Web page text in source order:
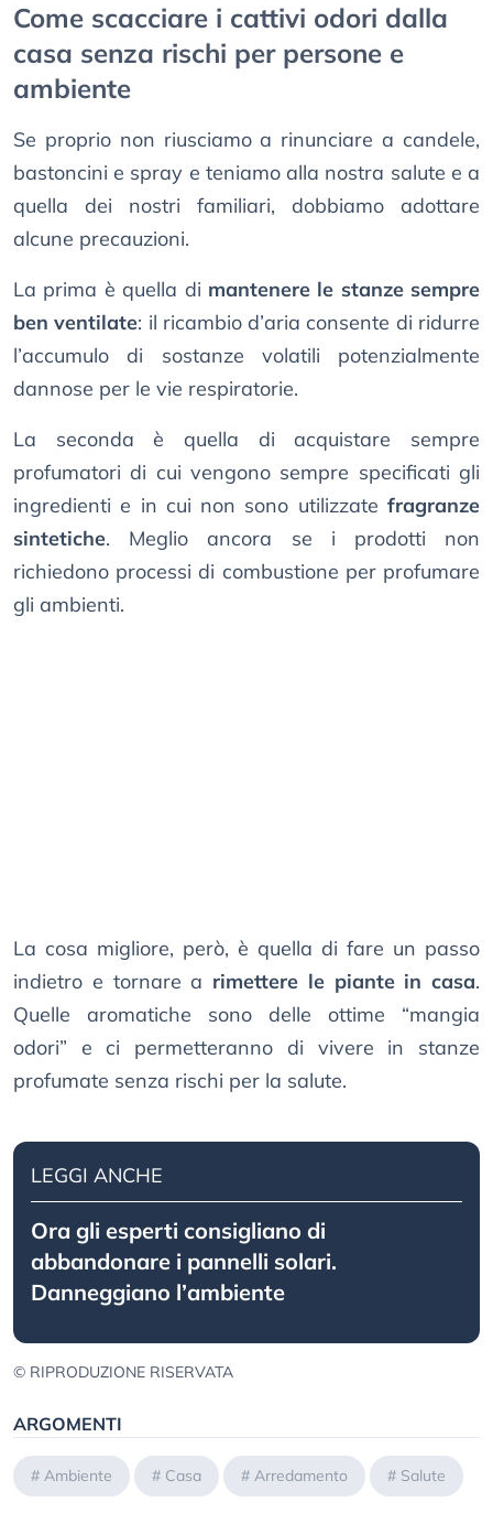
Come scacciare i cattivi odori dalla
casa senza rischi per persone e
ambiente
Se proprio non riusciamo a rinunciare a candele,
bastoncini e spray e teniamo alla nostra salute e a
quella dei nostri familiari, dobbiamo adottare
alcune precauzioni.
La prima è quella di mantenere le stanze sempre
ben ventilate: il ricambio d’aria consente di ridurre
l’accumulo di sostanze volatili potenzialmente
dannose per le vie respiratorie.
La seconda è quella di acquistare sempre
profumatori di cui vengono sempre specificati gli
ingredienti e in cui non sono utilizzate fragranze
sintetiche. Meglio ancora se i prodotti non
richiedono processi di combustione per profumare
gli ambienti.
La cosa migliore, però, è quella di fare un passo
indietro e tornare a rimettere le piante in casa.
Quelle aromatiche sono delle ottime “mangia
odori” e ci permetteranno di vivere in stanze
profumate senza rischi per la salute.
LEGGI ANCHE
Ora gli esperti consigliano di
abbandonare i pannelli solari.
Danneggiano l’ambiente
© RIPRODUZIONE RISERVATA
ARGOMENTI
# Ambiente # Casa # Arredamento # Salute